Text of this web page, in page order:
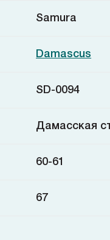
Samura
Damascus
SD-0094
Дамасская
60-61
67